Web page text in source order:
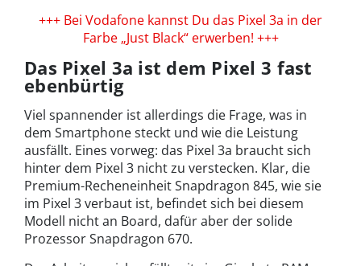
+++ Bei Vodafone kannst Du das Pixel 3a in der
Farbe „Just Black“ erwerben! +++
Das Pixel 3a ist dem Pixel 3 fast
ebenbürtig
Viel spannender ist allerdings die Frage, was in
dem Smartphone steckt und wie die Leistung
ausfällt. Eines vorweg: das Pixel 3a braucht sich
hinter dem Pixel 3 nicht zu verstecken. Klar, die
Premium-Recheneinheit Snapdragon 845, wie sie
im Pixel 3 verbaut ist, befindet sich bei diesem
Modell nicht an Board, dafür aber der solide
Prozessor Snapdragon 670.